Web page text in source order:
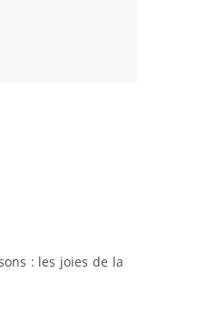
: les joies de la